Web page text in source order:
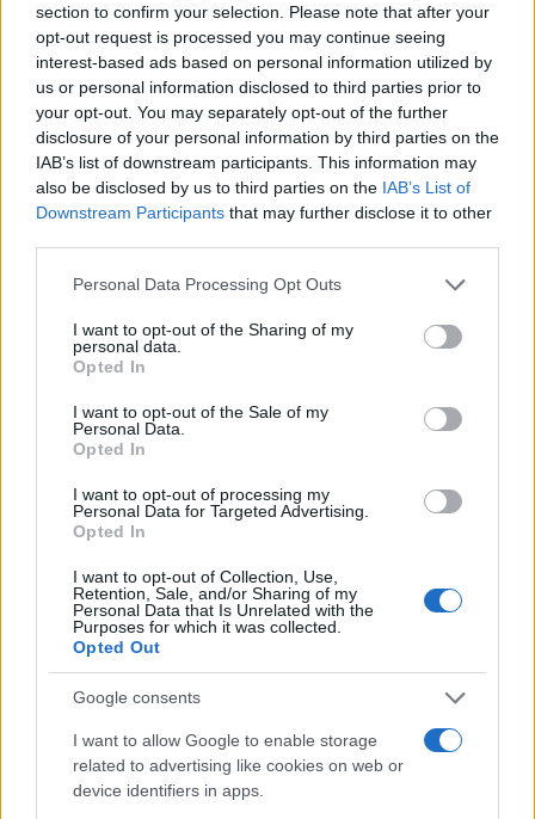
section to confirm your selection. Please note that after your
opt-out request is processed you may continue seeing
interest-based ads based on personal information utilized by
us or personal information disclosed to third parties prior to
your opt-out. You may separately opt-out of the further
disclosure of your personal information by third parties on the
IAB’s list of downstream participants. This information may
also be disclosed by us to third parties on the IAB’s List of
Downstream Participants that may further disclose it to other
Please note that this website/app uses one or more Google
not limited to your visit or usage behaviour. You may click to
grant or deny consent to Google and its third-party tags to
use your data for below specified purposes in below Google
consent section.
Personal Data Processing Opt Outs
I want to opt-out of the Sharing of my
personal data.
Opted In
I want to opt-out of the Sale of my
Personal Data.
Opted In
I want to opt-out of processing my
Personal Data for Targeted Advertising.
Opted In
I want to opt-out of Collection, Use,
Retention, Sale, and/or Sharing of my
Personal Data that Is Unrelated with the
Purposes for which it was collected.
Opted Out
Google consents
I want to allow Google to enable storage
related to advertising like cookies on web or
device identifiers in apps.
Σχόλια
Σχολίασε εδώ
2000 /2000
Υποβολή σχολίου
Πολιτική Απορρήτου&Όροι Χρήσης
Lifestyle
ΑΝΝΑ ΜΑΡΙΑ
ΝΥΦΙΚΟ
ΤΑΤΟΙ
ΤΕΩΣ ΒΑΣΙΛΙΑΣ ΚΩΝΣΤΑΝΤΙΝΟΣ
Τροχαίο στις Σέρρες:
Μητέρα και γιος
σκοτώθηκαν όταν το
αυτοκίνητό τους
συγκρούστηκε με φορτηγό
Κυψέλη: «Δεν μπορώ
πιστέψω» –
το ζευγάρι
που φιλοξενούσε
26χρονο Αφγανό
Λέσβο